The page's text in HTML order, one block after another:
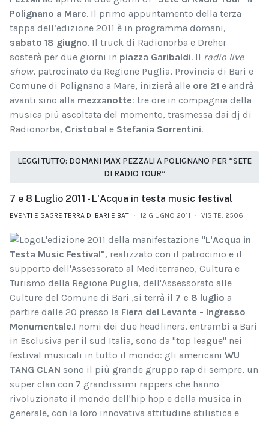
Polignano a Mare. Il primo appuntamento della terza
tappa dell’edizione 2011 è in programma domani,
sabato 18 giugno. Il truck di Radionorba e Dreher
sosterà per due giorni in piazza Garibaldi. Il radio live
show, patrocinato da Regione Puglia, Provincia di Bari e
Comune di Polignano a Mare, inizierà alle ore 21 e andrà
avanti sino alla mezzanotte: tre ore in compagnia della
musica più ascoltata del momento, trasmessa dai dj di
Radionorba, Cristobal e Stefania Sorrentini.
LEGGI TUTTO: DOMANI MAX PEZZALI A POLIGNANO PER “SETE
DI RADIO TOUR”
7 e 8 Luglio 2011 - L'Acqua in testa music festival
EVENTI E SAGRE TERRA DI BARI E BAT 12 GIUGNO 2011 VISITE: 2506
L'edizione 2011 della manifestazione "L'Acqua in
Testa Music Festival", realizzato con il patrocinio e il
supporto dell'Assessorato al Mediterraneo, Cultura e
Turismo della Regione Puglia, dell'Assessorato alle
Culture del Comune di Bari ,si terrà il 7 e 8 luglio a
partire dalle 20 presso la Fiera del Levante - Ingresso
Monumentale.I nomi dei due headliners, entrambi a Bari
in Esclusiva per il sud Italia, sono da "top league" nei
festival musicali in tutto il mondo: gli americani WU
TANG CLAN sono il più grande gruppo rap di sempre, un
super clan con 7 grandissimi rappers che hanno
rivoluzionato il mondo dell'hip hop e della musica in
generale, con la loro innovativa attitudine stilistica e